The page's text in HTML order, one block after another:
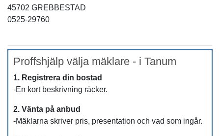
45702 GREBBESTAD
0525-29760
Proffshjälp välja mäklare - i Tanum
1. Registrera din bostad
-En kort beskrivning räcker.
2. Vänta på anbud
-Mäklarna skriver pris, presentation och vad som ingår.